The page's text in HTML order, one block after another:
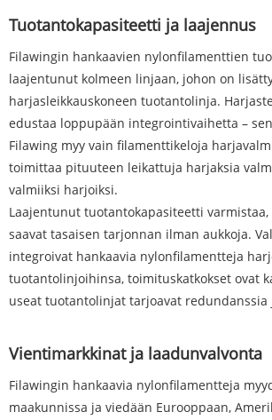
Tuotantokapasiteetti ja laajennus
Filawingin hankaavien nylonfilamenttien
laajentunut kolmeen linjaan, johon on
harjasleikkauskoneen tuotantolinja.
edustaa loppupään integrointivaihetta –
Filawing myy vain filamenttikeloja
toimittaa pituuteen leikattuja harjaksia
valmiiksi harjoiksi.
Laajentunut tuotantokapasiteetti
saavat tasaisen tarjonnan ilman aukkoja.
integroivat hankaavia nylonfilamentteja
tuotantolinjoihinsa, toimituskatkokset ovat
useat tuotantolinjat tarjoavat redundanssia
Vientimarkkinat ja laadunvalvonta
Filawingin hankaavia nylonfilamentteja
maakunnissa ja viedään Eurooppaan,